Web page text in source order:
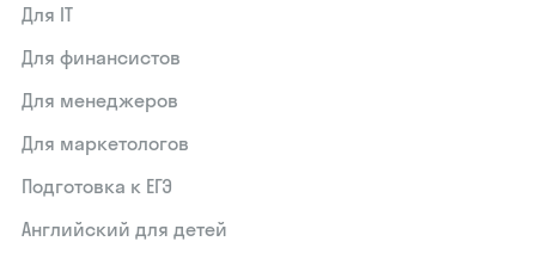
Для IT
Для финансистов
Для менеджеров
Для маркетологов
Подготовка к ЕГЭ
Английский для детей